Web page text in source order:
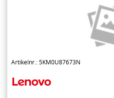
Artikelnr.: 5KM0U87673N